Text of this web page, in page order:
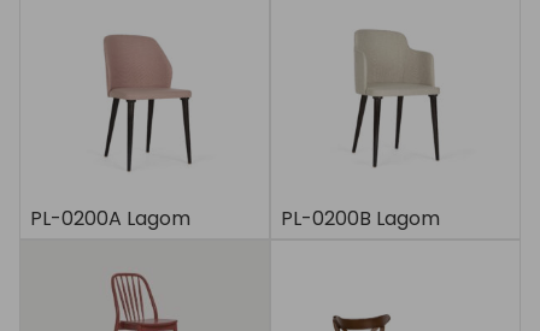
PL-0200A Lagom PL-0200B Lagom